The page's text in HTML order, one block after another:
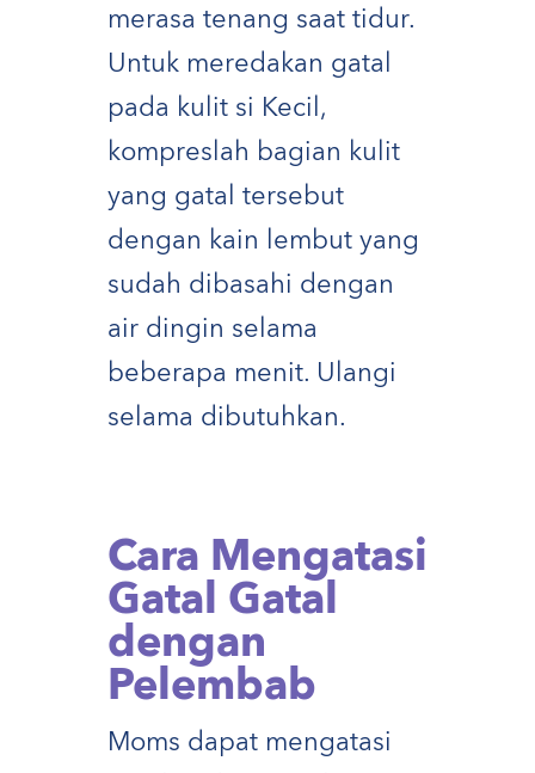
merasa tenang saat tidur.
Untuk meredakan gatal
pada kulit si Kecil,
kompreslah bagian kulit
yang gatal tersebut
dengan kain lembut yang
sudah dibasahi dengan
air dingin selama
beberapa menit. Ulangi
selama dibutuhkan.
Cara Mengatasi
Gatal Gatal
dengan
Pelembab
Moms dapat mengatasi